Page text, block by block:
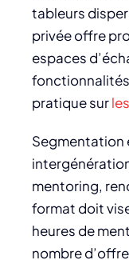
tableurs
privée offre
espaces
pratique sur
Segmentation
mentoring,
format doit
heures de
nombre